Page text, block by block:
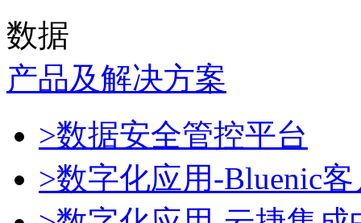
数据
产品及解决方案
>数据安全管控平台
>数字化应用-Bluenic